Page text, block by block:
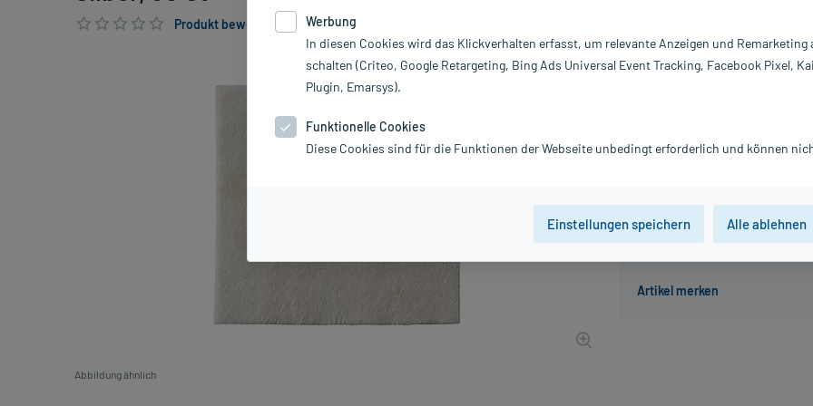
Produkt bewerten & PlusHerzen sichern
Abbildung ähnlich
inkl. MwSt. Gratis-Versand innerhalb D.
Der Artikel ist momentan
Beratung für
PZN:
Hersteller:
Werbung
In diesen Cookies wird das Klickverhalten erfasst, um relevante Anzeigen und Remarketing
schalten (Criteo, Google Retargeting, Bing Ads Universal Event Tracking, Facebook Pixel,
Plugin, Emarsys).
Funktionelle Cookies
Diese Cookies sind für die Funktionen der Webseite unbedingt erforderlich und können
Einstellungen speichern Alle ablehnen